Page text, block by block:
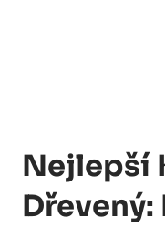
Nejlepší